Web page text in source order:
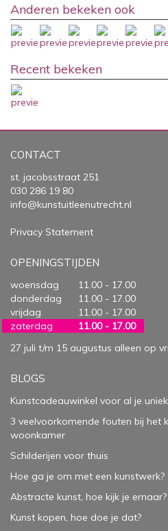
Anderen bekeken ook
Recent bekeken
CONTACT
st. jacobsstraat 251
030 286 19 80
info@kunstuitleenutrecht.nl
Privacy Statement
OPENINGSTIJDEN
woensdag
11.00 - 17.00
donderdag
11.00 - 17.00
vrijdag
11.00 - 17.00
zaterdag
11.00 - 17.00
27 juli t/m 15 augustus alleen op
BLOGS
Kunstcadeauwinkel voor al je
3 veelvoorkomende fouten bij het
woonkamer
Schilderijen voor thuis
Hoe ga je om met een kunstwerk?
Abstracte kunst, hoe kijk je ernaar?
Kunst kopen, hoe doe je dat?